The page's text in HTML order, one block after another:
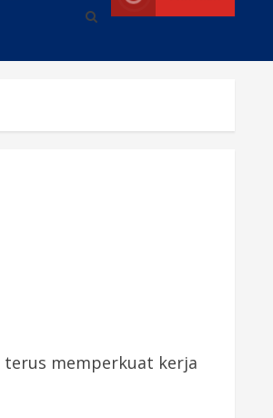
terus memperkuat kerja